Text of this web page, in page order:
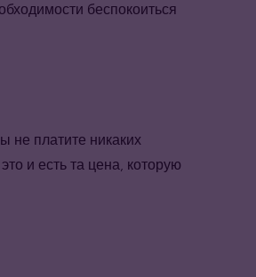
беспокоиться
не платите никаких
и есть та цена, которую